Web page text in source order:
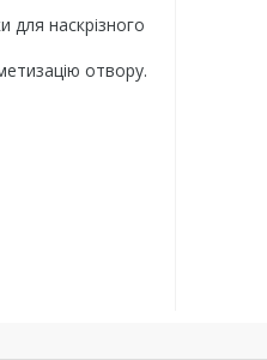
для наскрізного
отвору.